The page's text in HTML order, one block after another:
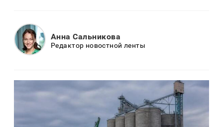
Анна Сальникова
Редактор новостной ленты